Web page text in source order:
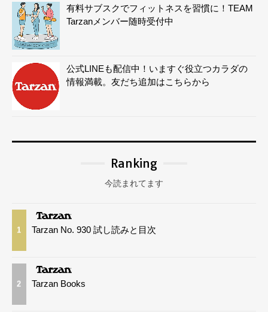
有料サブスクでフィットネスを習慣に！TEAM
Tarzanメンバー随時受付中
公式LINEも配信中！いますぐ役立つカラダの
情報満載。友だち追加はこちらから
Ranking
今読まれてます
1 Tarzan No. 930 試し読みと目次
2 Tarzan Books